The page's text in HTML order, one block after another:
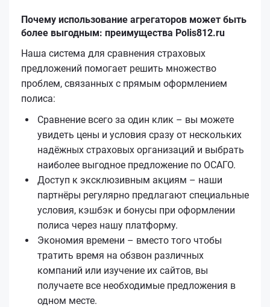
Почему использование агрегаторов может быть
более выгодным: преимущества Polis812.ru
Наша система для сравнения страховых
предложений помогает решить множество
проблем, связанных с прямым оформлением
полиса:
Сравнение всего за один клик – вы можете
увидеть цены и условия сразу от нескольких
надёжных страховых организаций и выбрать
наиболее выгодное предложение по ОСАГО.
Доступ к эксклюзивным акциям – наши
партнёры регулярно предлагают специальные
условия, кэшбэк и бонусы при оформлении
полиса через нашу платформу.
Экономия времени – вместо того чтобы
тратить время на обзвон различных
компаний или изучение их сайтов, вы
получаете все необходимые предложения в
одном месте.